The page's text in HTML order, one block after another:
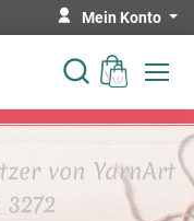
Mein Konto
von YarnArt